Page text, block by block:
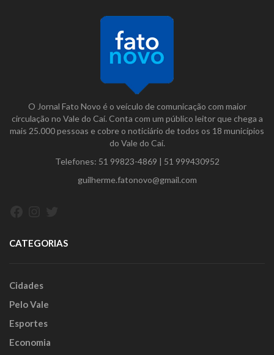
O Jornal Fato Novo é o veículo de comunicação com maior
circulação no Vale do Caí. Conta com um público leitor que chega a
mais 25.000 pessoas e cobre o noticiário de todos os 18 municípios
do Vale do Caí.
Telefones: 51 99823-4869 | 51 999430952
guilherme.fatonovo@gmail.com
CATEGORIAS
Cidades
Pelo Vale
Esportes
Economia